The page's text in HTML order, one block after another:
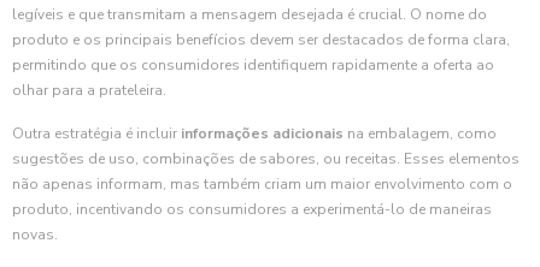
legíveis e que transmitam a mensagem desejada é crucial. O nome do
produto e os principais benefícios devem ser destacados de forma clara,
permitindo que os consumidores identifiquem rapidamente a oferta ao
olhar para a prateleira.
Outra estratégia é incluir informações adicionais na embalagem, como
sugestões de uso, combinações de sabores, ou receitas. Esses elementos
não apenas informam, mas também criam um maior envolvimento com o
produto, incentivando os consumidores a experimentá-lo de maneiras
novas.